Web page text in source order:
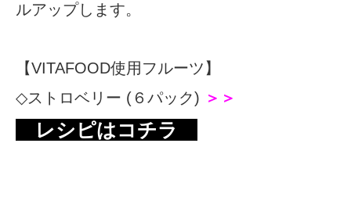
ルアップします。
【VITAFOOD使用フルーツ】
◇ストロベリー (６パック) ＞＞
レシピはコチラ